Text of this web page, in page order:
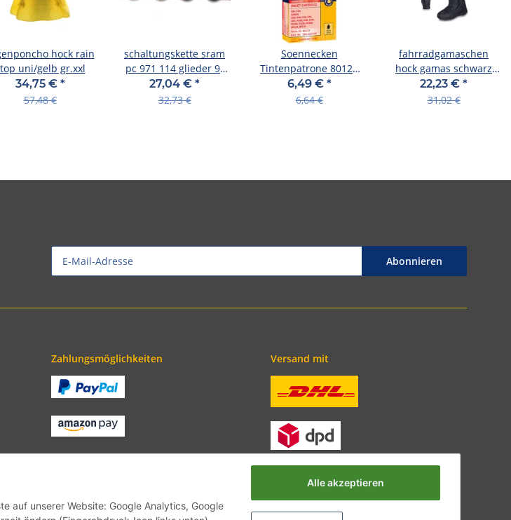
hock rain
uni/gelb gr.xxl
34,75 € *
57,48 €
schaltungskette sram
pc 971 114 glieder 9-
fach mit power link
gold
27,04 € *
32,73 €
Soennecken
Tintenpatrone 80122
Gr.944 wie BCI24BK
schwarz
6,49 € *
6,64 €
fahrradgamaschen
hock gamas schwarz
gr.xl= 45-47 knielang
22,23 € *
31,02 €
Abonnieren
Zahlungsmöglichkeiten Versand mit
auf unserer Website: Google Analytics, Google
Alle akzeptieren